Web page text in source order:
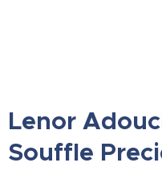
Lenor
Souffle